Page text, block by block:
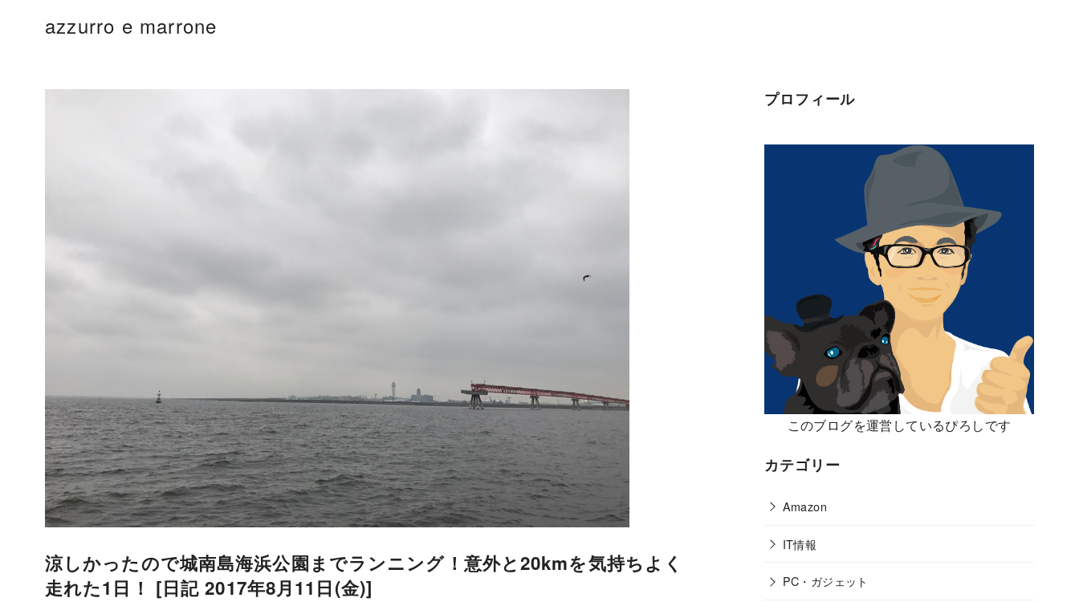
azzurro e marrone
涼しかったので城南島海浜公園までランニング！意外と20kmを気持ちよく
走れた1日！ [日記 2017年8月11日(金)]
プロフィール
このブログを運営しているぴろしです
カテゴリー
Amazon
IT情報
PC・ガジェット